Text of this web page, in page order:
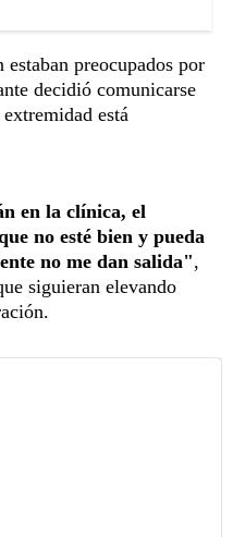
estaban preocupados por
decidió comunicarse
está
en la clínica, el
no esté bien y pueda
no me dan salida",
siguieran elevando